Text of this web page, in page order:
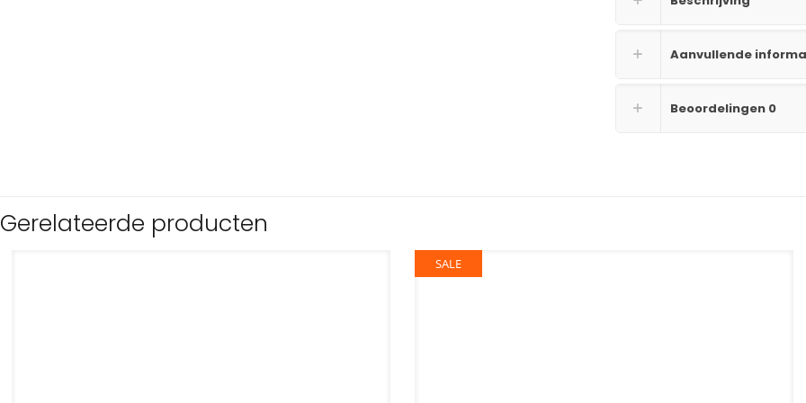
Aanvullende
Beoordelingen 0
Gerelateerde producten
SALE